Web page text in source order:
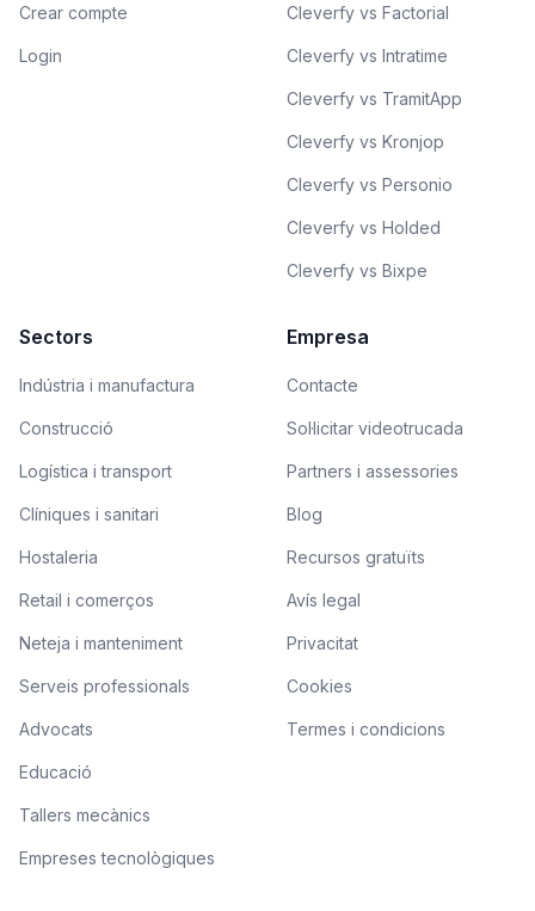
Crear compte
Login
Cleverfy vs Factorial
Cleverfy vs Intratime
Cleverfy vs TramitApp
Cleverfy vs Kronjop
Cleverfy vs Personio
Cleverfy vs Holded
Cleverfy vs Bixpe
Sectors
Indústria i manufactura
Construcció
Logística i transport
Clíniques i sanitari
Hostaleria
Retail i comerços
Neteja i manteniment
Serveis professionals
Advocats
Educació
Tallers mecànics
Empreses tecnològiques
Empresa
Contacte
Sol·licitar videotrucada
Partners i assessories
Blog
Recursos gratuïts
Avís legal
Privacitat
Cookies
Termes i condicions